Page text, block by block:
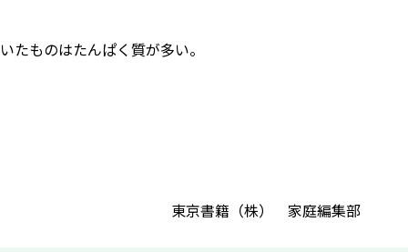
ものはたんぱく質が多い。
東京書籍（株） 家庭編集部